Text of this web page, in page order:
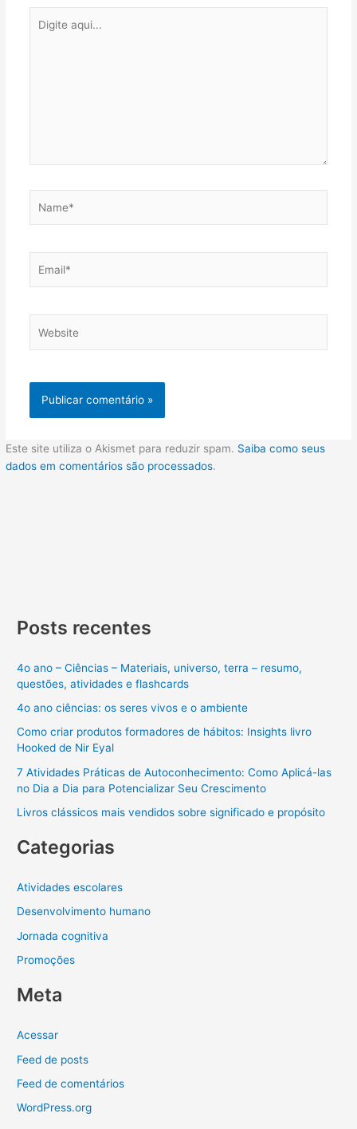
aqui...
Este site utiliza o Akismet para reduzir spam. Saiba como seus
dados em comentários são processados.
Posts recentes
4o ano – Ciências – Materiais, universo, terra – resumo,
questões, atividades e flashcards
4o ano ciências: os seres vivos e o ambiente
Como criar produtos formadores de hábitos: Insights livro
Hooked de Nir Eyal
7 Atividades Práticas de Autoconhecimento: Como Aplicá-las
no Dia a Dia para Potencializar Seu Crescimento
Livros clássicos mais vendidos sobre significado e propósito
Categorias
Atividades escolares
Desenvolvimento humano
Jornada cognitiva
Promoções
Meta
Acessar
Feed de posts
Feed de comentários
WordPress.org